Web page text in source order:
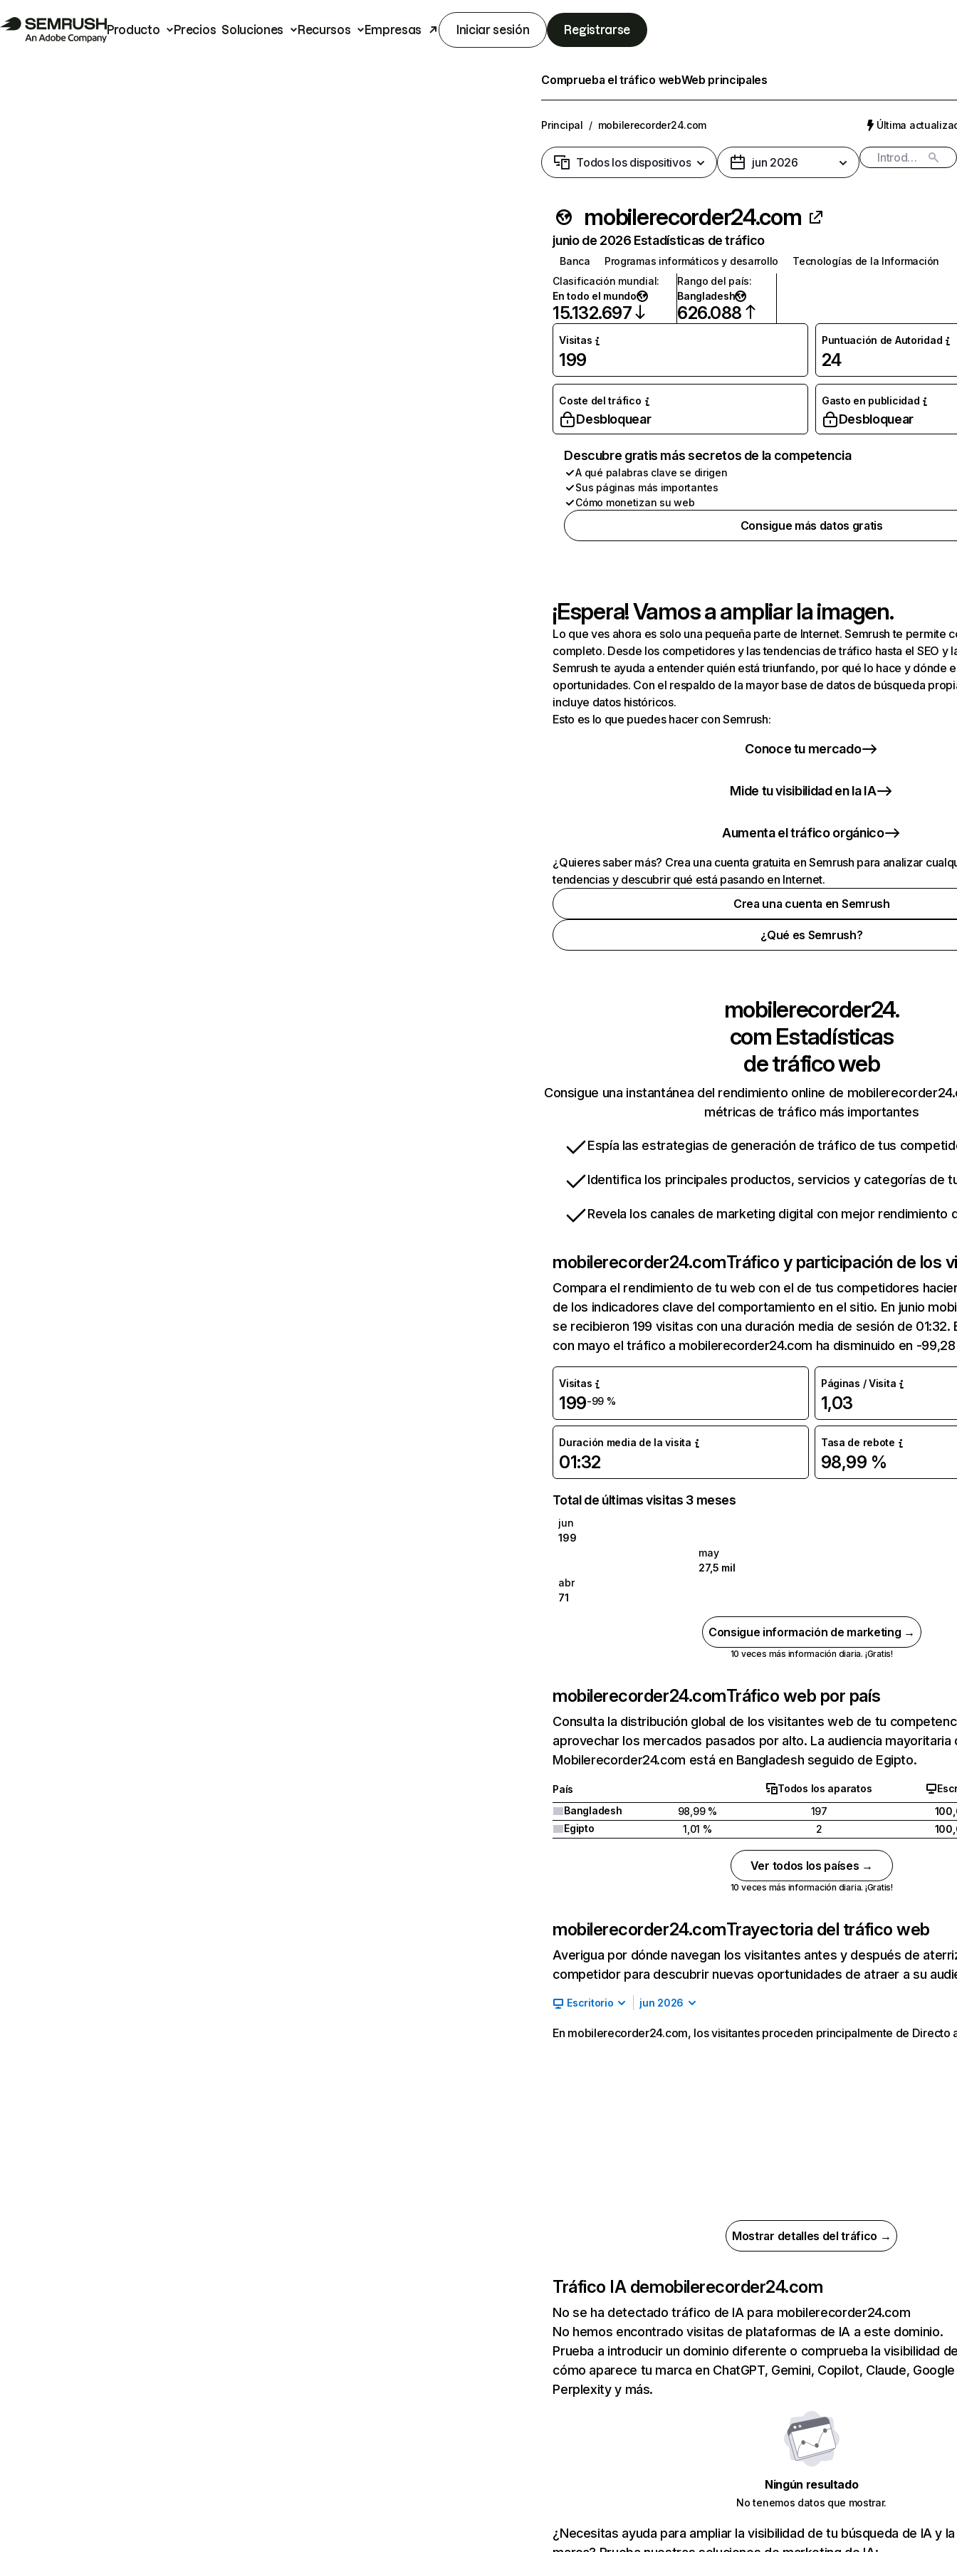
Producto Precios Soluciones Recursos Empresas Iniciar sesión Registrarse
Comprueba el tráfico webWeb principales
Principal / mobilerecorder24.com Última
Todos los dispositivos jun 2026
mobilerecorder24.com
junio de 2026 Estadísticas de tráfico
Banca Programas informáticos y desarrollo
Tecnologías de la Información
Clasificación mundial:
En todo el mundo
15.132.697
Rango del país:
Bangladesh
626.088
Visitas
199
Puntuación de Autoridad
24
Coste del tráfico
Desbloquear
Gasto en publicidad
Desbloquear
Descubre gratis más secretos de la competencia
A qué palabras clave se dirigen
Sus páginas más importantes
Cómo monetizan su web
Consigue más datos gratis
¡Espera! Vamos a ampliar la imagen.
Lo que ves ahora es solo una pequeña parte de Internet. Semrush te permite
completo. Desde los competidores y las tendencias de tráfico hasta el SEO y
Semrush te ayuda a entender quién está triunfando, por qué lo hace y dónde
oportunidades. Con el respaldo de la mayor base de datos de búsqueda
incluye datos históricos.
Esto es lo que puedes hacer con Semrush:
Conoce tu mercado
Mide tu visibilidad en la IA
Aumenta el tráfico orgánico
¿Quieres saber más? Crea una cuenta gratuita en Semrush para analizar
tendencias y descubrir qué está pasando en Internet.
Crea una cuenta en Semrush
¿Qué es Semrush?
mobilerecorder24.
com Estadísticas
de tráfico web
Consigue una instantánea del rendimiento online de
métricas de tráfico más importantes
Espía las estrategias de generación de tráfico de tus
Identifica los principales productos, servicios y categorías de
Revela los canales de marketing digital con mejor rendimiento
mobilerecorder24.comTráfico y participación de los
Compara el rendimiento de tu web con el de tus competidores
de los indicadores clave del comportamiento en el sitio. En junio
se recibieron 199 visitas con una duración media de sesión de 01:32.
con mayo el tráfico a mobilerecorder24.com ha disminuido en -
Visitas
199-99 %
Páginas / Visita
1,03
Duración media de la visita
01:32
Tasa de rebote
98,99 %
Total de últimas visitas 3 meses
jun
199
may
27,5 mil
abr
71
Consigue información de marketing →
10 veces más información diaria. ¡Gratis!
mobilerecorder24.comTráfico web por país
Consulta la distribución global de los visitantes web de tu
aprovechar los mercados pasados por alto. La audiencia mayoritaria
Mobilerecorder24.com está en Bangladesh seguido de Egipto.
País Todos los aparatos
Bangladesh
98,99 % 197
Egipto
1,01 % 2
Ver todos los países →
10 veces más información diaria. ¡Gratis!
mobilerecorder24.comTrayectoria del tráfico web
Averigua por dónde navegan los visitantes antes y después de
competidor para descubrir nuevas oportunidades de atraer a su
Escritorio jun 2026
En mobilerecorder24.com, los visitantes proceden principalmente de Directo
Mostrar detalles del tráfico →
Tráfico IA demobilerecorder24.com
No se ha detectado tráfico de IA para mobilerecorder24.com
No hemos encontrado visitas de plataformas de IA a este dominio.
Prueba a introducir un dominio diferente o comprueba la visibilidad
cómo aparece tu marca en ChatGPT, Gemini, Copilot, Claude,
Perplexity y más.
Ningún resultado
No tenemos datos que mostrar.
¿Necesitas ayuda para ampliar la visibilidad de tu búsqueda de IA y